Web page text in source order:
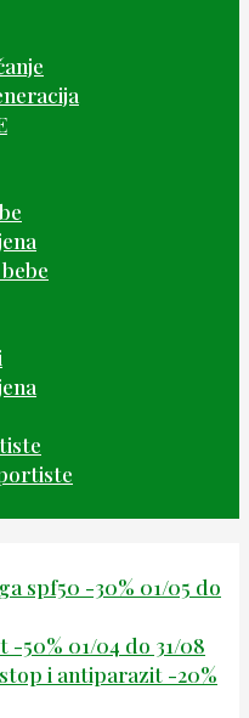
spf50 -30% 01/05 do
50% 01/04 do 31/08
i antiparazit -20%